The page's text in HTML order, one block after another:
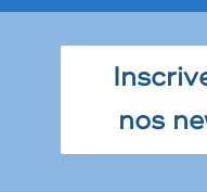
nos